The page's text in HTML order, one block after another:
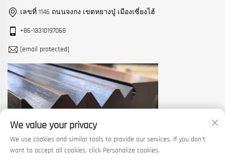
เลขที่ 1146 ถนนจงกง เขตหยางปู่ เมืองเซี่ยงไฮ้
+86-13310197068
[email protected]
We value your privacy
We use cookies and similar tools to provide our services. If you don't
want to accept all cookies, click Personalize cookies.